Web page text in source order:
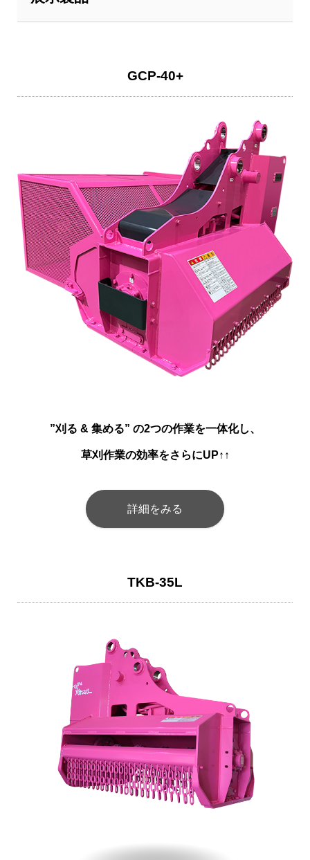
GCP-40+
”刈る & 集める” の2つの作業を一体化し、
草刈作業の効率をさらにUP↑↑
詳細をみる
TKB-35L